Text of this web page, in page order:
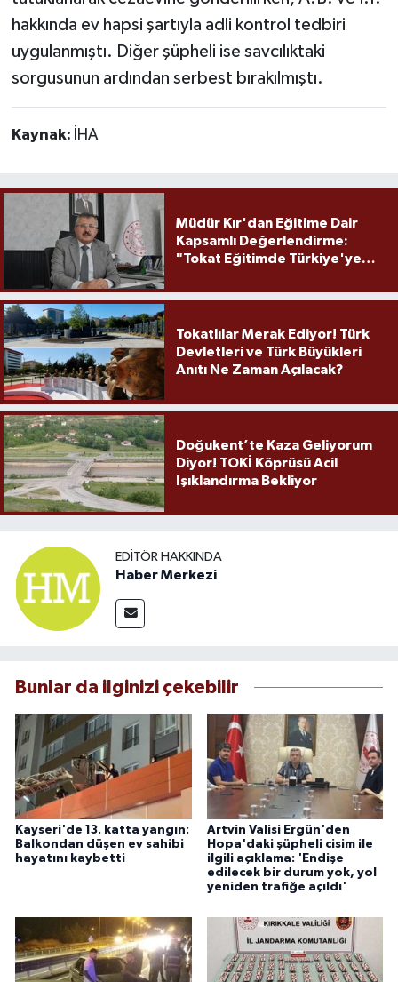
hakkında ev hapsi şartıyla adli kontrol tedbiri
uygulanmıştı. Diğer şüpheli ise savcılıktaki
sorgusunun ardından serbest bırakılmıştı.
Kaynak: İHA
Müdür Kır'dan Eğitime Dair
Kapsamlı Değerlendirme:
"Tokat Eğitimde Türkiye'ye
Tokatlılar Merak Ediyor! Türk
Devletleri ve Türk Büyükleri
Anıtı Ne Zaman Açılacak?
Doğukent’te Kaza Geliyorum
Diyor! TOKİ Köprüsü Acil
Işıklandırma Bekliyor
EDITÖR HAKKINDA
Haber Merkezi
Bunlar da ilginizi çekebilir
Kayseri'de 13. katta yangın:
Balkondan düşen ev sahibi
hayatını kaybetti
Artvin Valisi Ergün'den
Hopa'daki şüpheli cisim ile
ilgili açıklama: 'Endişe
edilecek bir durum yok, yol
yeniden trafiğe açıldı'